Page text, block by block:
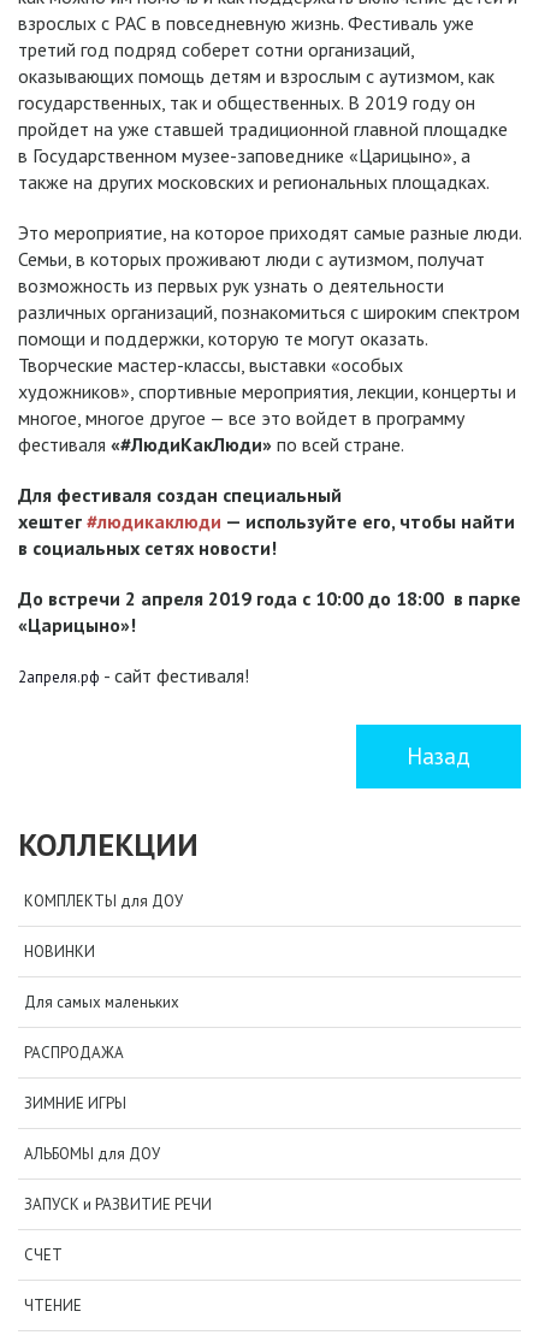
взрослых с РАС в повседневную жизнь. Фестиваль уже
третий год подряд соберет сотни организаций,
оказывающих помощь детям и взрослым с аутизмом, как
государственных, так и общественных. В 2019 году он
пройдет на уже ставшей традиционной главной площадке
в Государственном музее-заповеднике «Царицыно», а
также на других московских и региональных площадках.
Это мероприятие, на которое приходят самые разные люди.
Семьи, в которых проживают люди с аутизмом, получат
возможность из первых рук узнать о деятельности
различных организаций, познакомиться с широким спектром
помощи и поддержки, которую те могут оказать.
Творческие мастер-классы, выставки «особых
художников», спортивные мероприятия, лекции, концерты и
многое, многое другое — все это войдет в программу
фестиваля «#ЛюдиКакЛюди» по всей стране.
Для фестиваля создан специальный
хештег #людикаклюди — используйте его, чтобы найти
в социальных сетях новости!
До встречи 2 апреля 2019 года с 10:00 до 18:00 в парке
«Царицыно»!
2апреля.рф - сайт фестиваля!
Назад
КОЛЛЕКЦИИ
КОМПЛЕКТЫ для ДОУ
НОВИНКИ
Для самых маленьких
РАСПРОДАЖА
ЗИМНИЕ ИГРЫ
АЛЬБОМЫ для ДОУ
ЗАПУСК и РАЗВИТИЕ РЕЧИ
СЧЕТ
ЧТЕНИЕ